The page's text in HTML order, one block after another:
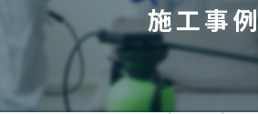
施工事